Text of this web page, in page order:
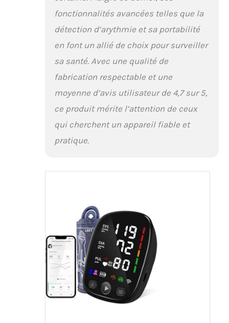
fonctionnalités avancées telles que la
détection d’arythmie et sa portabilité
en font un allié de choix pour surveiller
sa santé. Avec une qualité de
fabrication respectable et une
moyenne d’avis utilisateur de 4,7 sur 5,
ce produit mérite l’attention de ceux
qui cherchent un appareil fiable et
pratique.